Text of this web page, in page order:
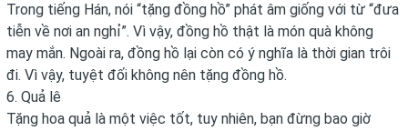
Trong tiếng Hán, nói “tặng đồng hồ” phát âm giống với từ “đưa
tiễn về nơi an nghỉ”. Vì vậy, đồng hồ thật là món quà không
may mắn. Ngoài ra, đồng hồ lại còn có ý nghĩa là thời gian trôi
đi. Vì vậy, tuyệt đối không nên tặng đồng hồ.
6. Quả lê
Tặng hoa quả là một việc tốt, tuy nhiên, bạn đừng bao giờ